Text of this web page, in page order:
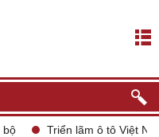
Triển lãm ô tô Việt Nam